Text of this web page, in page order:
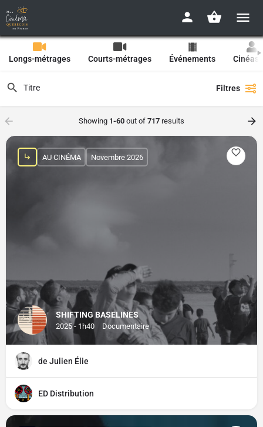
Longs-métrages Courts-métrages Événements
Filtres
Showing 1-60 out of 717 results
SHIFTING BASELINES
2025 - 1h40 Documentaire
AU CINÉMA Novembre 2026
de Julien Élie
ED Distribution